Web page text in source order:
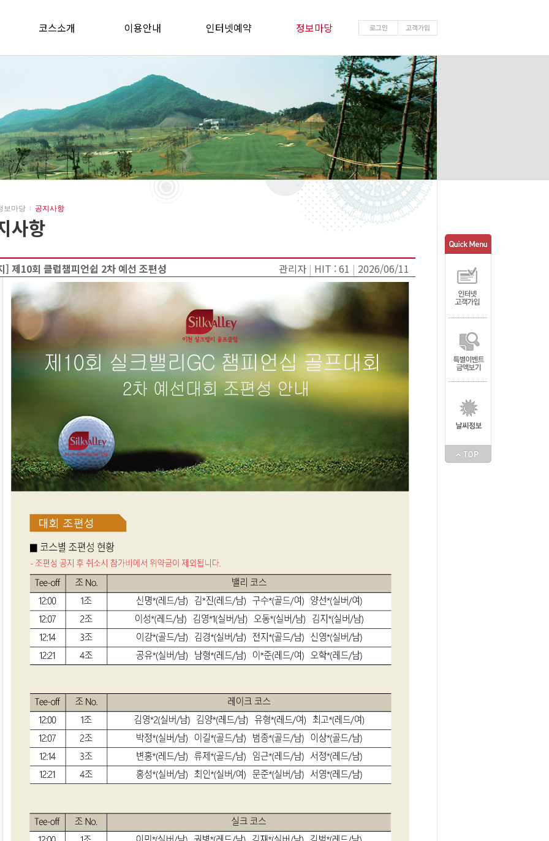
코스소개 이용안내 인터넷예약 정보마당
보마당 공지사항
사항
] 제10회 클럽챔피언쉽 2차 예선 조편성 관리자 | HIT : 61 | 2026/06/11